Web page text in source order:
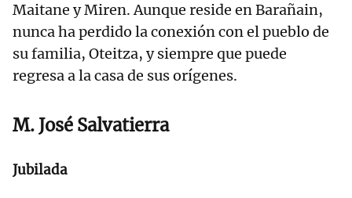
Maitane y Miren. Aunque reside en Barañain,
nunca ha perdido la conexión con el pueblo de
su familia, Oteitza, y siempre que puede
regresa a la casa de sus orígenes.
M. José Salvatierra
Jubilada